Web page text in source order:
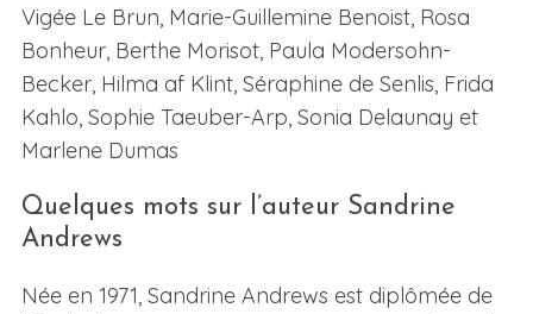
Vigée Le Brun, Marie-Guillemine Benoist, Rosa
Bonheur, Berthe Morisot, Paula Modersohn-
Becker, Hilma af Klint, Séraphine de Senlis, Frida
Kahlo, Sophie Taeuber-Arp, Sonia Delaunay et
Marlene Dumas
Quelques mots sur l’auteur Sandrine
Andrews
Née en 1971, Sandrine Andrews est diplômée de